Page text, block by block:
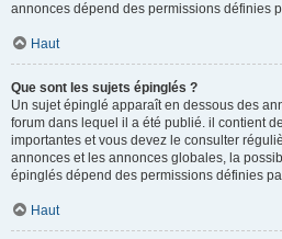
annonces dépend des permissions définies
Haut
Que sont les sujets épinglés ?
Un sujet épinglé apparaît en dessous des
forum dans lequel il a été publié. il contient
importantes et vous devez le consulter
annonces et les annonces globales, la
épinglés dépend des permissions définies
Haut